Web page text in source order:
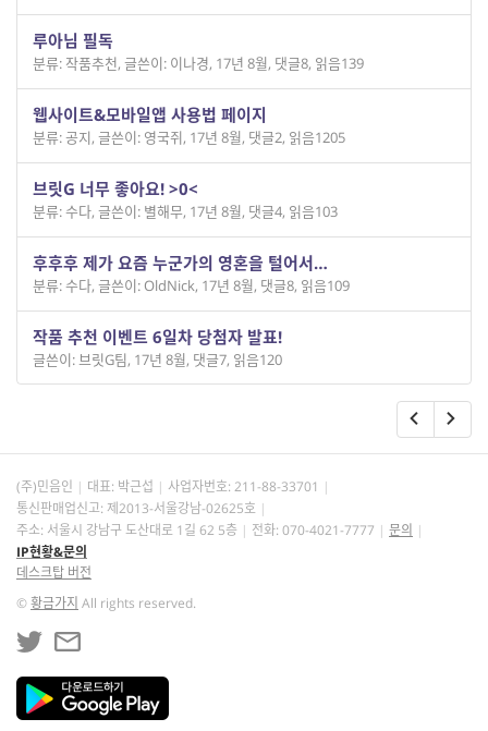
루아님 필독
분류: 작품추천, 글쓴이: 이나경, 17년 8월, 댓글8, 읽음139
웹사이트&모바일앱 사용법 페이지
분류: 공지, 글쓴이: 영국쥐, 17년 8월, 댓글2, 읽음1205
브릿G 너무 좋아요! >0<
분류: 수다, 글쓴이: 별해무, 17년 8월, 댓글4, 읽음103
후후후 제가 요즘 누군가의 영혼을 털어서…
분류: 수다, 글쓴이: OldNick, 17년 8월, 댓글8, 읽음109
작품 추천 이벤트 6일차 당첨자 발표!
글쓴이: 브릿G팀, 17년 8월, 댓글7, 읽음120
(주)민음인 대표: 박근섭 사업자번호: 211-88-33701
통신판매업신고: 제2013-서울강남-02625호
주소: 서울시 강남구 도산대로 1길 62 5층
전화: 070-4021-7777
문의
IP현황&문의
데스크탑 버전
©황금가지 All rights reserved.